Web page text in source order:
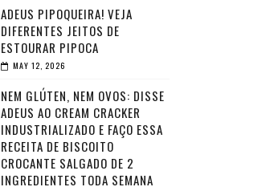
ADEUS PIPOQUEIRA! VEJA
DIFERENTES JEITOS DE
ESTOURAR PIPOCA
MAY 12, 2026
NEM GLÚTEN, NEM OVOS: DISSE
ADEUS AO CREAM CRACKER
INDUSTRIALIZADO E FAÇO ESSA
RECEITA DE BISCOITO
CROCANTE SALGADO DE 2
INGREDIENTES TODA SEMANA